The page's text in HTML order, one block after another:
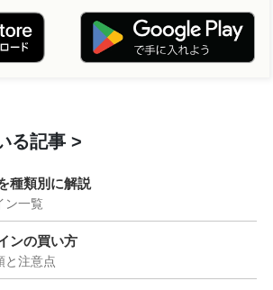
る記事
種類別に解説
ン一覧
ンの買い方
と注意点